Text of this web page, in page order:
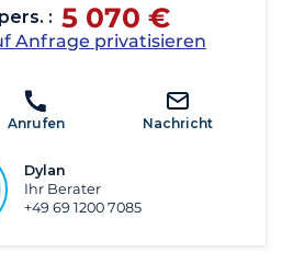
: 5 070 €
Anfrage privatisieren
Anrufen Nachricht
Dylan
Ihr Berater
+49 69 1200 7085